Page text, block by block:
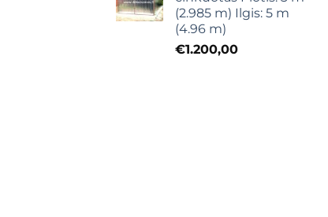
(2.985 m) Ilgis: 5 m
(4.96 m)
€1.200,00